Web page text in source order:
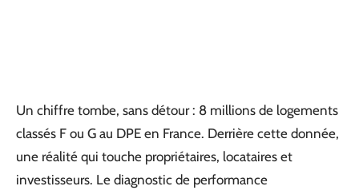
Un chiffre tombe, sans détour : 8 millions de logements
classés F ou G au DPE en France. Derrière cette donnée,
une réalité qui touche propriétaires, locataires et
investisseurs. Le diagnostic de performance